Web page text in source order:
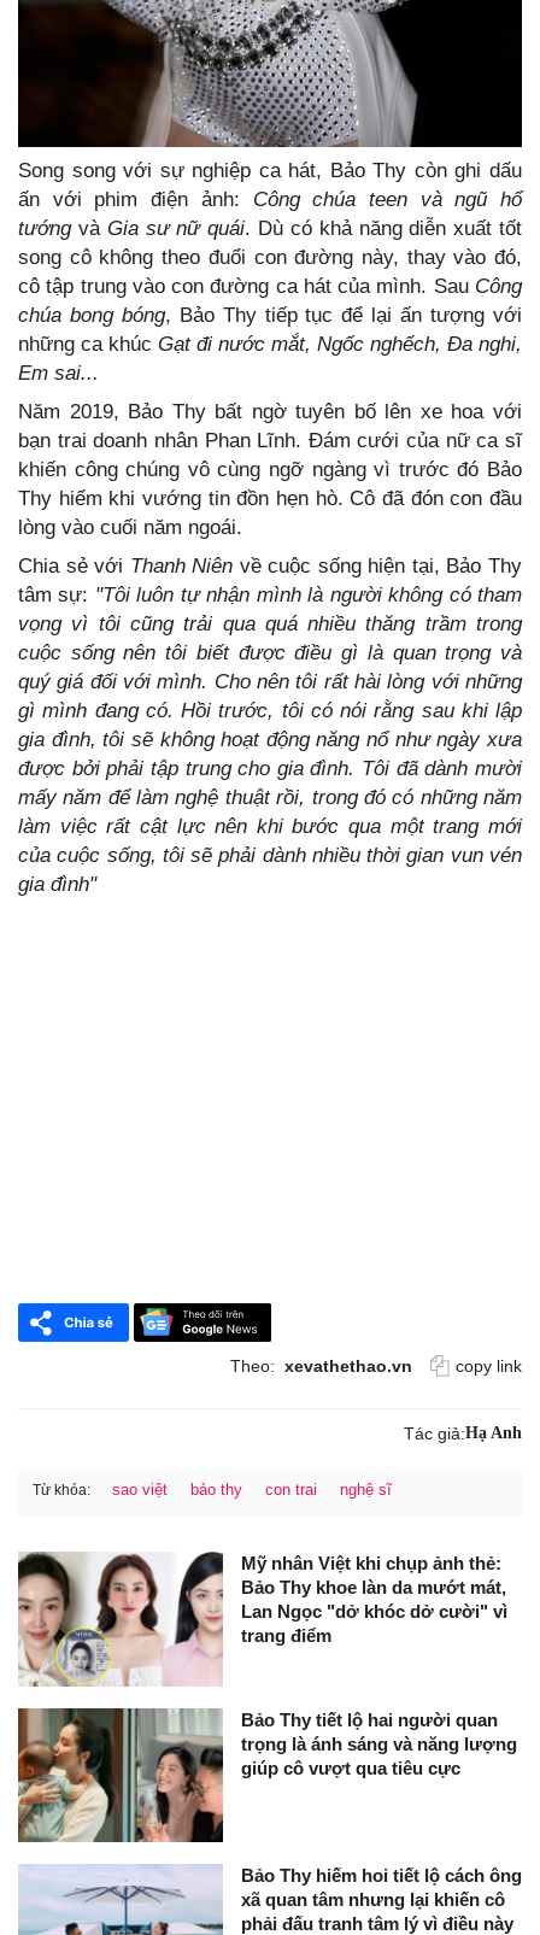
Song song với sự nghiệp ca hát, Bảo Thy còn ghi dấu
ấn với phim điện ảnh: Công chúa teen và ngũ hổ
tướngvà Gia sư nữ quái. Dù có khả năng diễn xuất tốt
song cô không theo đuổi con đường này, thay vào đó,
cô tập trung vào con đường ca hát của mình. Sau Công
chúa bong bóng, Bảo Thy tiếp tục để lại ấn tượng với
những ca khúc Gạt đi nước mắt, Ngốc nghếch, Đa nghi,
Em sai...
Năm 2019, Bảo Thy bất ngờ tuyên bố lên xe hoa với
bạn trai doanh nhân Phan Lĩnh. Đám cưới của nữ ca sĩ
khiến công chúng vô cùng ngỡ ngàng vì trước đó Bảo
Thy hiếm khi vướng tin đồn hẹn hò. Cô đã đón con đầu
lòng vào cuối năm ngoái.
Chia sẻ với Thanh Niên về cuộc sống hiện tại, Bảo Thy
tâm sự: "Tôi luôn tự nhận mình là người không có tham
vọng vì tôi cũng trải qua quá nhiều thăng trầm trong
cuộc sống nên tôi biết được điều gì là quan trọng và
quý giá đối với mình. Cho nên tôi rất hài lòng với những
gì mình đang có. Hồi trước, tôi có nói rằng sau khi lập
gia đình, tôi sẽ không hoạt động năng nổ như ngày xưa
được bởi phải tập trung cho gia đình. Tôi đã dành mười
mấy năm để làm nghệ thuật rồi, trong đó có những năm
làm việc rất cật lực nên khi bước qua một trang mới
của cuộc sống, tôi sẽ phải dành nhiều thời gian vun vén
gia đình"
Theo: xevathethao.vn copy link
Tác giả:Hạ Anh
Từ khóa: sao việt bảo thy con trai nghệ sĩ
Mỹ nhân Việt khi chụp ảnh thẻ:
Bảo Thy khoe làn da mướt mát,
Lan Ngọc "dở khóc dở cười" vì
trang điểm
Bảo Thy tiết lộ hai người quan
trọng là ánh sáng và năng lượng
giúp cô vượt qua tiêu cực
Bảo Thy hiếm hoi tiết lộ cách ông
xã quan tâm nhưng lại khiến cô
phải đấu tranh tâm lý vì điều này